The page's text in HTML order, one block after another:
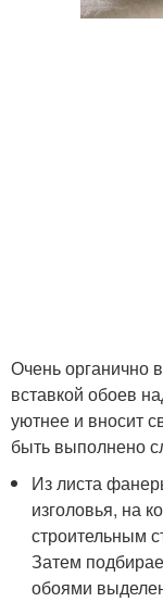
Очень органично
вставкой обоев
уютнее и вносит
быть выполнено
Из листа
изголовья, на
строительным
Затем
обоями